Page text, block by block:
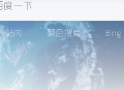
站内 聚合搜索 Bing